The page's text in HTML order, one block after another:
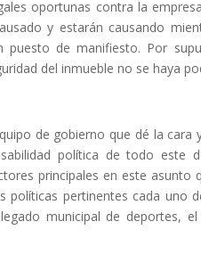
oportunas contra la
y estarán causando
de manifiesto. Por
del inmueble no se haya
de gobierno que dé la
política de todo este
principales en este asunto
políticas pertinentes cada uno
municipal de deportes,